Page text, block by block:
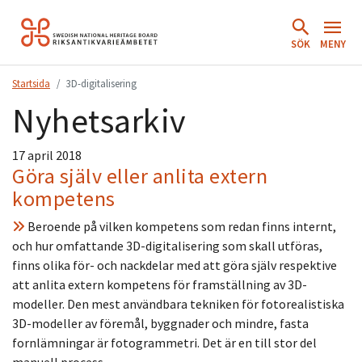
Hoppa
till
SÖK MENY
Startsida 3D-digitalisering
Nyhetsarkiv
17 april 2018
Göra själv eller anlita extern
kompetens
Beroende på vilken kompetens som redan finns internt,
och hur omfattande 3D-digitalisering som skall utföras,
finns olika för- och nackdelar med att göra själv respektive
att anlita extern kompetens för framställning av 3D-
modeller. Den mest användbara tekniken för fotorealistiska
3D-modeller av föremål, byggnader och mindre, fasta
fornlämningar är fotogrammetri. Det är en till stor del